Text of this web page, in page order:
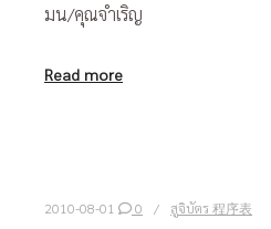
มน/คุณจำเริญ
Read more
2010-08-01 0 สูจิบัตร 程序表